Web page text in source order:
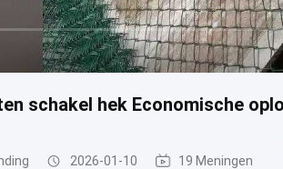
schakel hek Economische
2026-01-10 19 Meningen